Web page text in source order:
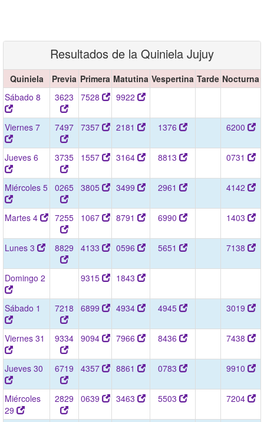
Resultados de la Quiniela Jujuy
Quiniela Previa Primera Matutina Vespertina Tarde Nocturna
Sábado 8
3623 7528 9922
Viernes 7 7497 7357 2181 1376 6200
Jueves 6 3735 1557 3164 8813 0731
Miércoles 5 0265 3805 3499 2961 4142
Martes 4 7255 1067 8791 6990 1403
Lunes 3 8829 4133 0596 5651 7138
Domingo 2 9315 1843
Sábado 1 7218 6899 4934 4945 3019
Viernes 31 9334 9094 7966 8436 7438
Jueves 30 6719 4357 8861 0783 9910
Miércoles
29
2829 0639 3463 5503 7204